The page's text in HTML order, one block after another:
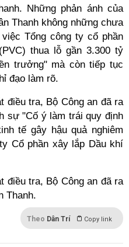
Những phản ánh của
Thanh không những chưa
Tổng công ty cổ phần
thua lỗ gần 3.300 tỷ
trưởng" mà còn tiếp tục
đạo làm rõ.
điều tra, Bộ Công an đã ra
sự "Cố ý làm trái quy định
tế gây hậu quả nghiêm
Cổ phần xây lắp Dầu khí
điều tra, Bộ Công an đã ra
Thanh.
Theo Dân Trí Copy link